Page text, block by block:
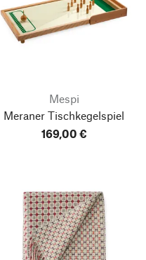
Mespi
Meraner Tischkegelspiel
169,00 €